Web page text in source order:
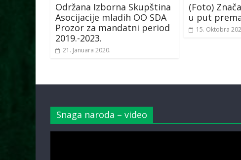
Održana Izborna Skupština
Asocijacije mladih OO SDA
Prozor za mandatni period
2019.-2023.
21. Januara 2020.
(Foto)
u put
15. Oktobra
Snaga naroda – video